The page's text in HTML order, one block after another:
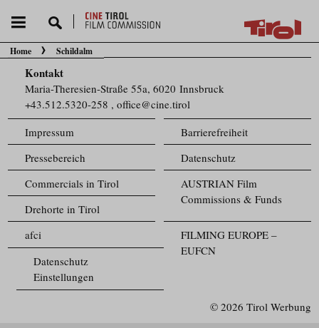
Sie befinden sich hier:
Home Schildalm
Kontakt
Maria-Theresien-Straße 55a, 6020 Innsbruck
+43.512.5320-258 ,office@cine.tirol
Impressum
Barrierefreiheit
Pressebereich
Datenschutz
Commercials in Tirol
AUSTRIAN Film
Commissions & Funds
Drehorte in Tirol
FILMING EUROPE –
EUFCN
afci
Datenschutz
Einstellungen
© 2026 Tirol Werbung